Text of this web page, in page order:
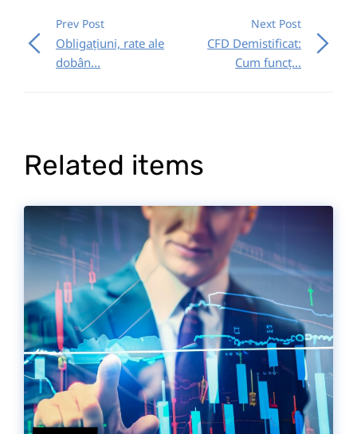
Prev Post
Obligațiuni, rate ale
dobân...
Next Post
CFD Demistificat:
Cum funcț...
Related items